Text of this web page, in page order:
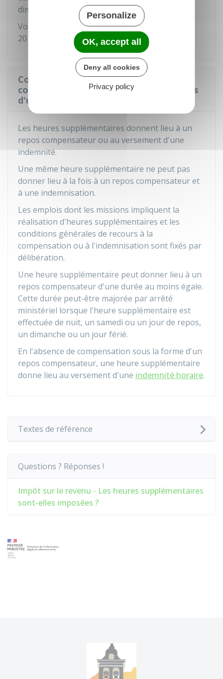
dimanche.
Vous devez bénéficier d'une pause d'au moins
20 minutes toutes les 6 heures de travail.
Comment sont indemnisées ou
compensées les heures supplémentaires
d'un agent territorial ?
Les heures supplémentaires donnent lieu à un
repos compensateur ou au versement d'une
indemnité.
Une même heure supplémentaire ne peut pas
donner lieu à la fois à un repos compensateur et
à une indemnisation.
Les emplois dont les missions impliquent la
réalisation d'heures supplémentaires et les
conditions générales de recours à la
compensation ou à l'indemnisation sont fixés par
délibération.
Une heure supplémentaire peut donner lieu à un
repos compensateur d'une durée au moins égale.
Cette durée peut-être majorée par arrêté
ministériel lorsque l'heure supplémentaire est
effectuée de nuit, un samedi ou un jour de repos,
un dimanche ou un jour férié.
En l'absence de compensation sous la forme d'un
repos compensateur, une heure supplémentaire
donne lieu au versement d'une indemnité horaire.
Textes de référence
Questions ? Réponses !
Impôt sur le revenu - Les heures supplémentaires
sont-elles imposées ?
Personalize
OK, accept all
Deny all cookies
Privacy policy